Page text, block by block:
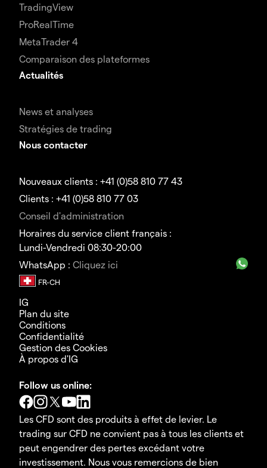
TradingView
ProRealTime
MetaTrader 4
Comparaison des plateformes
Actualités
News et analyses
Stratégies de trading
Nous contacter
Nouveaux clients : +41 (0)58 810 77 43
Clients : +41 (0)58 810 77 03
Conseil d'administration
Horaires du service client français :
Lundi-Vendredi 08:30-20:00
WhatsApp : Cliquez ici
IG
Plan du site
Conditions
Confidentialité
Gestion des Cookies
À propos d'IG
Follow us online:
Les CFD sont des produits à effet de levier. Le
trading sur CFD ne convient pas à tous les clients et
peut engendrer des pertes excédant votre
investissement. Nous vous remercions de bien